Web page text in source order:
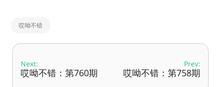
哎呦不错
Next:
哎呦不错：第760期
Prev:
哎呦不错：第758期